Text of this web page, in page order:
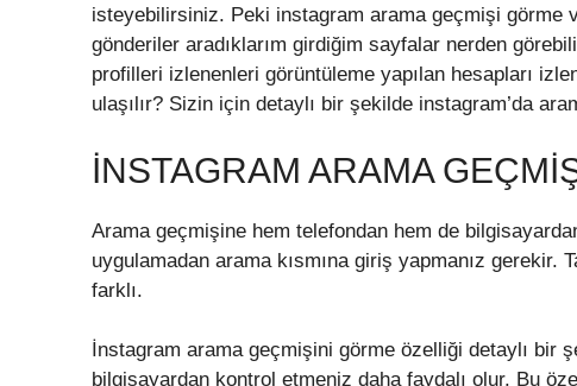
isteyebilirsiniz. Peki instagram arama geçmişi görme
gönderiler aradıklarım girdiğim sayfalar nerden
profilleri izlenenleri görüntüleme yapılan hesapları
ulaşılır? Sizin için detaylı bir şekilde instagram’da
İNSTAGRAM ARAMA
Arama geçmişine hem telefondan hem de
uygulamadan arama kısmına giriş yapmanız
farklı.
İnstagram arama geçmişini görme özelliği detaylı bir
bilgisayardan kontrol etmeniz daha faydalı olur. Bu